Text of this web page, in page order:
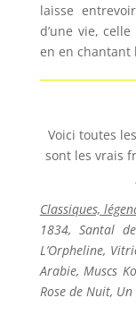
laisse
d’une vie,
en en chantant
Voici toutes
sont les vrais
Classiques,
1834, Santal
L’Orpheline,
Arabie, Muscs
Rose de Nuit, Un